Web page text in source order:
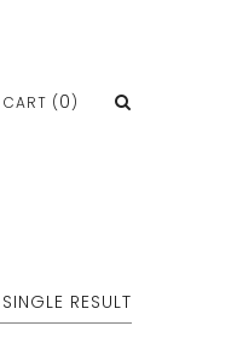
CART (0)
RESULT